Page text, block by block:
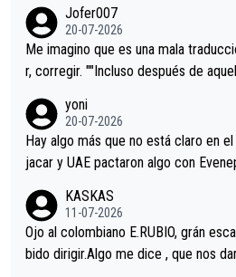
Minguez, Velez etc etc.Me da pena
tristes sin victorias.
Jofer007
20-07-2026
Me imagino que es una mala
r, corregir. ""Incluso después de
permaneció pegado a su rueda.
a que era capaz de controlar el
yoni
20-07-2026
Hay algo más que no está claro en
jacar y UAE pactaron algo con
i sin pedalear, luego está el saludo
mano de una manera muy fraternal,
es en el hombro con que saludaba a
KASKAS
11-07-2026
Ojo al colombiano E.RUBIO, grán
bido dirigir.Algo me dice ,